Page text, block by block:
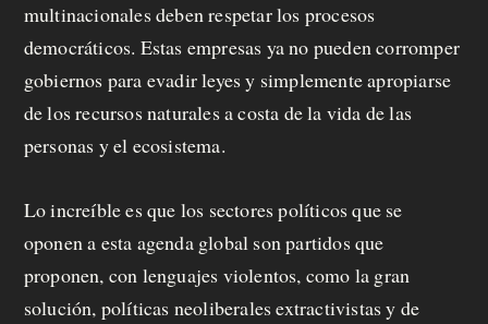
multinacionales deben respetar los procesos
democráticos. Estas empresas ya no pueden corromper
gobiernos para evadir leyes y simplemente apropiarse
de los recursos naturales a costa de la vida de las
personas y el ecosistema.
Lo increíble es que los sectores políticos que se
oponen a esta agenda global son partidos que
proponen, con lenguajes violentos, como la gran
solución, políticas neoliberales extractivistas y de